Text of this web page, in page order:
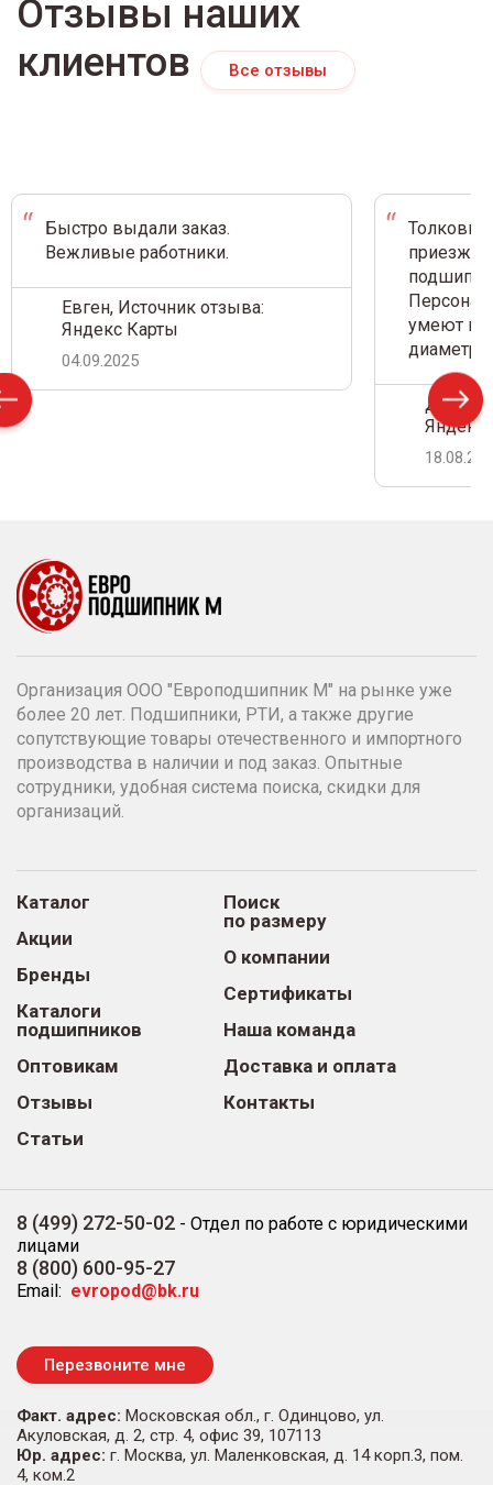
Отзывы наших
клиентов
Все отзывы
Быстро выдали заказ.
Вежливые работники.
Евген, Источник отзыва:
Яндекс Карты
04.09.2025
Толковый
умеют на
диаметр.
Дамир
Яндекс
Организация ООО "Европодшипник М" на рынке уже
более 20 лет. Подшипники, РТИ, а также другие
сопутствующие товары отечественного и импортного
производства в наличии и под заказ. Опытные
сотрудники, удобная система поиска, скидки для
организаций.
Каталог
Акции
Бренды
Каталоги
подшипников
Оптовикам
Отзывы
Статьи
Поиск
по размеру
О компании
Сертификаты
Наша команда
Доставка и оплата
Контакты
8 (499) 272-50-02 - Отдел по работе с юридическими
лицами
8 (800) 600-95-27
Email: evropod@bk.ru
Перезвоните мне
Факт. адрес: Московская обл., г. Одинцово, ул.
Акуловская, д. 2, стр. 4, офис 39, 107113
Юр. адрес: г. Москва, ул. Маленковская, д. 14 корп.3, пом.
4, ком.2